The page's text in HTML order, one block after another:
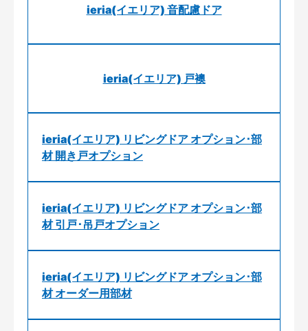
ieria(イエリア) 音配慮ドア
ieria(イエリア) 戸襖
ieria(イエリア) リビングドア オプション･部
材 開き戸オプション
ieria(イエリア) リビングドア オプション･部
材 引戸･吊戸オプション
ieria(イエリア) リビングドア オプション･部
材 オーダー用部材